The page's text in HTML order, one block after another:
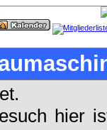
hier